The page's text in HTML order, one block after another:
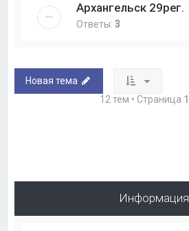
Архангельск 29рег.
Ответы:3
Новая тема
12 тем • Страница 1
Информация